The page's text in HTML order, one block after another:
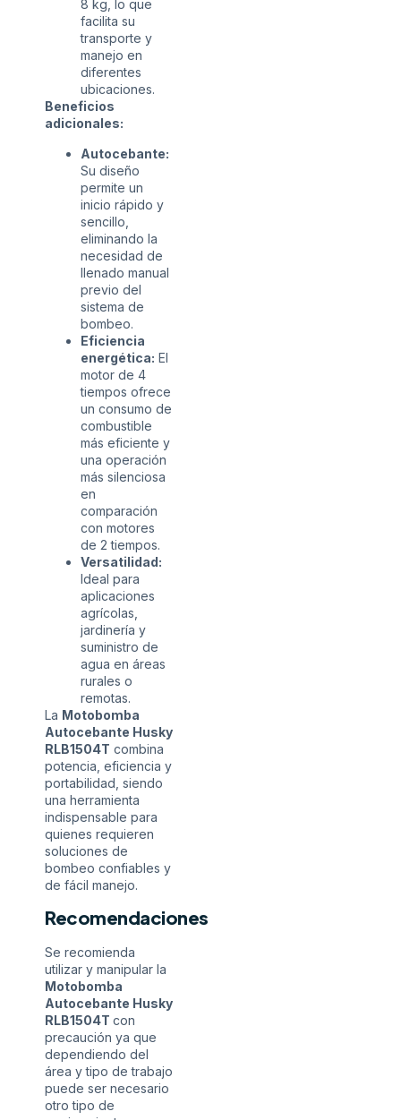
8 kg, lo que
facilita su
transporte y
manejo en
diferentes
ubicaciones.
Beneficios
adicionales:
Autocebante:
Su diseño
permite un
inicio rápido y
sencillo,
eliminando la
necesidad de
llenado manual
previo del
sistema de
bombeo.
Eficiencia
energética: El
motor de 4
tiempos ofrece
un consumo de
combustible
más eficiente y
una operación
más silenciosa
en
comparación
con motores
de 2 tiempos.
Versatilidad:
Ideal para
aplicaciones
agrícolas,
jardinería y
suministro de
agua en áreas
rurales o
remotas.
La Motobomba
Autocebante Husky
RLB1504T combina
potencia, eficiencia y
portabilidad, siendo
una herramienta
indispensable para
quienes requieren
soluciones de
bombeo confiables y
de fácil manejo.
Recomendaciones
Se recomienda
utilizar y manipular la
Motobomba
Autocebante Husky
RLB1504T con
precaución ya que
dependiendo del
área y tipo de trabajo
puede ser necesario
otro tipo de